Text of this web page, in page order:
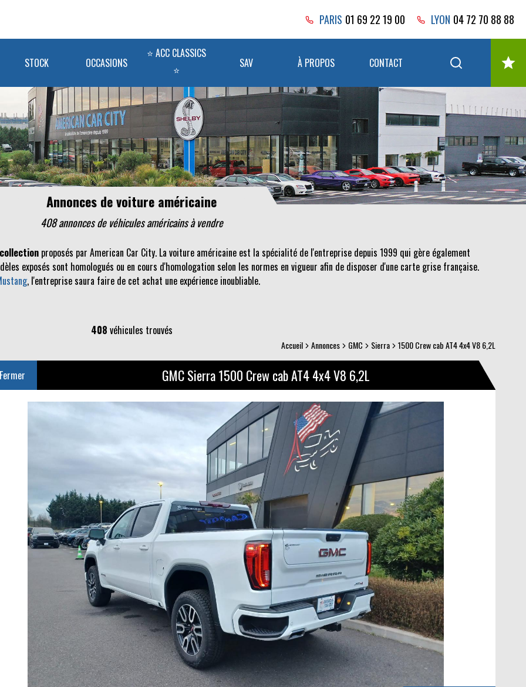
PARIS 01 69 22 19 00 LYON 04 72 70 88 88
STOCK OCCASIONS
⭐ ACC CLASSICS
⭐
SAV À PROPOS CONTACT
Annonces de voiture américaine
408 annonces de véhiculesaméricainsà vendre
proposés par American Car City. La voiture américaine est la spécialité de l'entreprise depuis 1999 qui gère également
exposés sont homologués ou en cours d'homologation selon les normes en vigueur afin de disposer d'une carte grise française.
, l'entreprise saura faire de cet achat une expérience inoubliable.
408 véhicules trouvés
Accueil Annonces GMC Sierra 1500 Crew cab AT4 4x4 V8 6,2L
GMC Sierra 1500 Crew cab AT4 4x4 V8 6,2L